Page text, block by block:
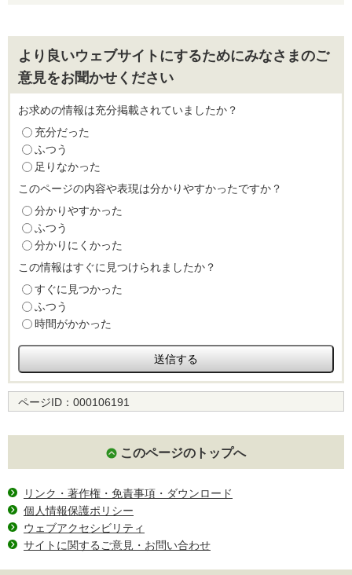
より良いウェブサイトにするためにみなさまのご
意見をお聞かせください
お求めの情報は充分掲載されていましたか？
充分だった
ふつう
足りなかった
このページの内容や表現は分かりやすかったですか？
分かりやすかった
ふつう
分かりにくかった
この情報はすぐに見つけられましたか？
すぐに見つかった
ふつう
時間がかかった
ページID： 000106191
このページのトップへ
リンク・著作権・免責事項・ダウンロード
個人情報保護ポリシー
ウェブアクセシビリティ
サイトに関するご意見・お問い合わせ